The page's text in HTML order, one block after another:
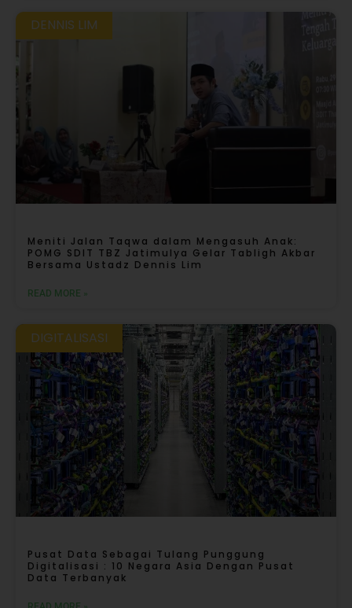
DENNIS LIM
Meniti Jalan Taqwa dalam Mengasuh Anak:
POMG SDIT TBZ Jatimulya Gelar Tabligh Akbar
Bersama Ustadz Dennis Lim
READ MORE »
DIGITALISASI
Pusat Data Sebagai Tulang Punggung
Digitalisasi : 10 Negara Asia Dengan Pusat
Data Terbanyak